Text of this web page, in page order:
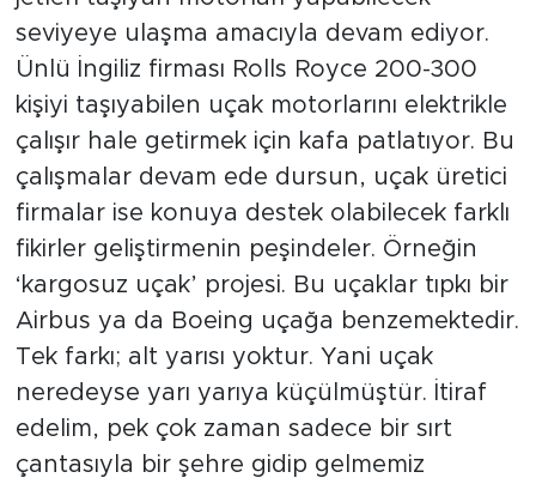
seviyeye ulaşma amacıyla devam ediyor.
Ünlü İngiliz firması Rolls Royce 200-300
kişiyi taşıyabilen uçak motorlarını elektrikle
çalışır hale getirmek için kafa patlatıyor. Bu
çalışmalar devam ede dursun, uçak üretici
firmalar ise konuya destek olabilecek farklı
fikirler geliştirmenin peşindeler. Örneğin
‘kargosuz uçak’ projesi. Bu uçaklar tıpkı bir
Airbus ya da Boeing uçağa benzemektedir.
Tek farkı; alt yarısı yoktur. Yani uçak
neredeyse yarı yarıya küçülmüştür. İtiraf
edelim, pek çok zaman sadece bir sırt
çantasıyla bir şehre gidip gelmemiz